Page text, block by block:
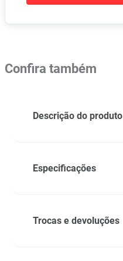
Confira também
Descrição do produto
Especificações
Trocas e devoluções